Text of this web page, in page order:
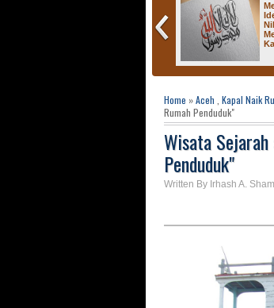
Telaah
Metodologis
terhadap
Penelitian :
Kesulthanan
Islam pada
Kerajaan-Kerajaan di Dharmasraya
Home »Aceh Kapal Naik
Rumah Penduduk"
Wisata
Penduduk"
Written By Irhash A.